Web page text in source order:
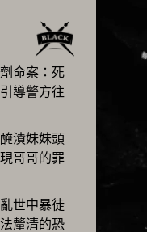
命案：死
導警方往
漬妹妹頭
哥哥的罪
世中暴徒
釐清的恐